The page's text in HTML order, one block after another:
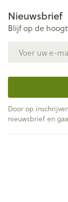
Nieuwsbrief
Blijf op de
Door op
nieuwsbrief en